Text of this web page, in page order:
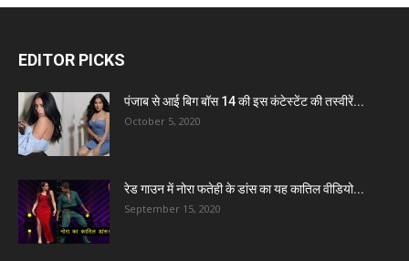
EDITOR PICKS
पंजाब से आई बिग बॉस 14 की इस कंटेस्टेंट की तस्वीरें...
October 5, 2020
रेड गाउन में नोरा फतेही के डांस का यह कातिल वीडियो...
September 15, 2020